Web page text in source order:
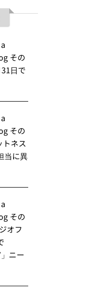
その
日で
その
トネス
当に異
その
オフ
」ニー